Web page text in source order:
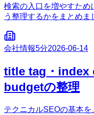
検索の入口を増やすため
う整理するかをまとめま
会社情報5分2026-06-14
title tag・index
budgetの整理
テクニカルSEOの基本